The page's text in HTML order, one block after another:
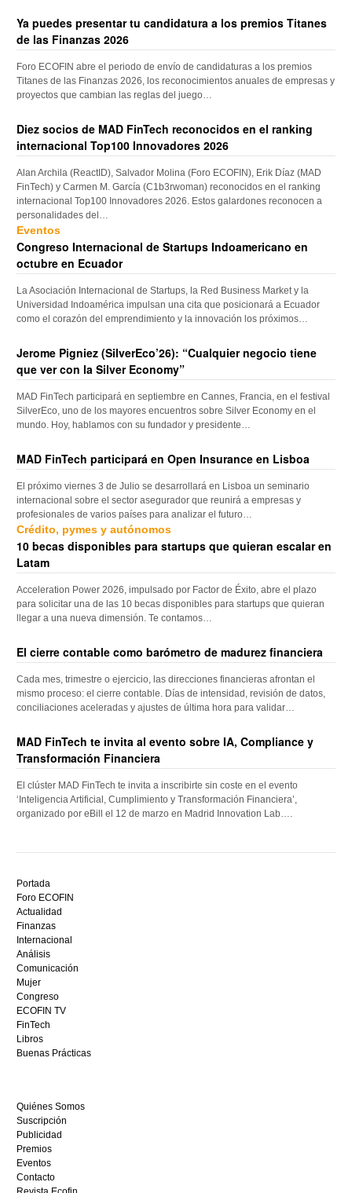
Ya puedes presentar tu candidatura a los premios Titanes
de las Finanzas 2026
Foro ECOFIN abre el periodo de envío de candidaturas a los premios
Titanes de las Finanzas 2026, los reconocimientos anuales de empresas y
proyectos que cambian las reglas del juego…
Diez socios de MAD FinTech reconocidos en el ranking
internacional Top100 Innovadores 2026
Alan Archila (ReactID), Salvador Molina (Foro ECOFIN), Erik Díaz (MAD
FinTech) y Carmen M. García (C1b3rwoman) reconocidos en el ranking
internacional Top100 Innovadores 2026. Estos galardones reconocen a
personalidades del…
Eventos
Congreso Internacional de Startups Indoamericano en
octubre en Ecuador
La Asociación Internacional de Startups, la Red Business Market y la
Universidad Indoamérica impulsan una cita que posicionará a Ecuador
como el corazón del emprendimiento y la innovación los próximos…
Jerome Pigniez (SilverEco’26): “Cualquier negocio tiene
que ver con la Silver Economy”
MAD FinTech participará en septiembre en Cannes, Francia, en el festival
SilverEco, uno de los mayores encuentros sobre Silver Economy en el
mundo. Hoy, hablamos con su fundador y presidente…
MAD FinTech participará en Open Insurance en Lisboa
El próximo viernes 3 de Julio se desarrollará en Lisboa un seminario
internacional sobre el sector asegurador que reunirá a empresas y
profesionales de varios países para analizar el futuro…
Crédito, pymes y autónomos
10 becas disponibles para startups que quieran escalar en
Latam
Acceleration Power 2026, impulsado por Factor de Éxito, abre el plazo
para solicitar una de las 10 becas disponibles para startups que quieran
llegar a una nueva dimensión. Te contamos…
El cierre contable como barómetro de madurez financiera
Cada mes, trimestre o ejercicio, las direcciones financieras afrontan el
mismo proceso: el cierre contable. Días de intensidad, revisión de datos,
conciliaciones aceleradas y ajustes de última hora para validar…
MAD FinTech te invita al evento sobre IA, Compliance y
Transformación Financiera
El clúster MAD FinTech te invita a inscribirte sin coste en el evento
‘Inteligencia Artificial, Cumplimiento y Transformación Financiera’,
organizado por eBill el 12 de marzo en Madrid Innovation Lab….
mejor
bono
sin
depósito
casino
en
España,
visita
este
sitio
restaurantedonmauro.es
y
ganar
hoy
mismo.
Portada
Foro ECOFIN
Actualidad
Finanzas
Internacional
Análisis
Comunicación
Mujer
Congreso
ECOFIN TV
FinTech
Libros
Buenas Prácticas
Quiénes Somos
Suscripción
Publicidad
Premios
Eventos
Contacto